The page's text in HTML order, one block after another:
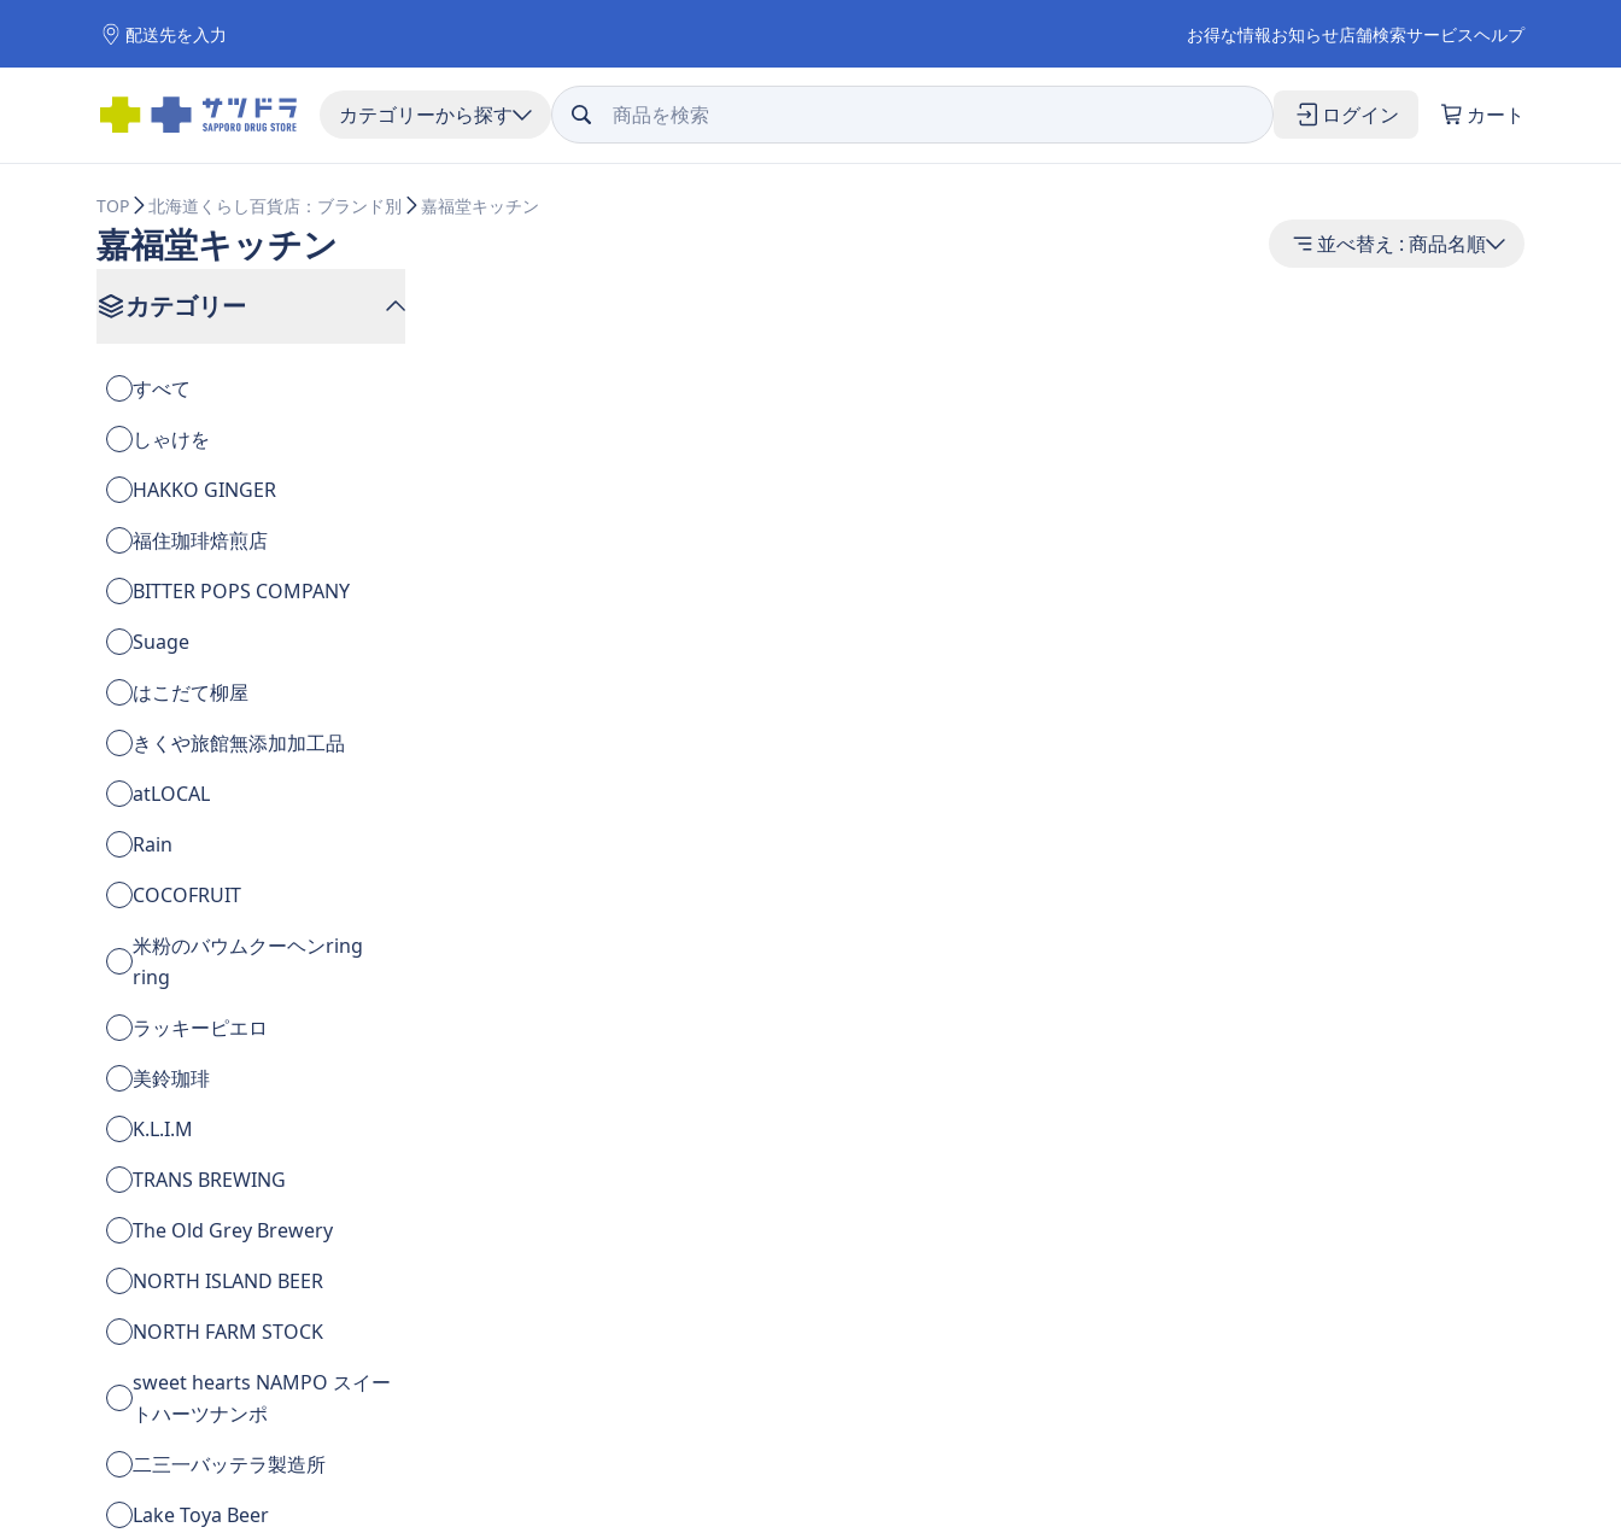
配送先を入力 お得な情報お知らせ店舗検索サービスヘルプ
カテゴリーから探す ログイン カート
TOP 北海道くらし百貨店：ブランド別 嘉福堂キッチン
嘉福堂キッチン 並べ替え : 商品名順
カテゴリー
すべて
しゃけを
HAKKO GINGER
福住珈琲焙煎店
BITTER POPS COMPANY
Suage
はこだて柳屋
きくや旅館無添加加工品
atLOCAL
Rain
COCOFRUIT
米粉のバウムクーヘンring
ring
ラッキーピエロ
美鈴珈琲
K.L.I.M
TRANS BREWING
The Old Grey Brewery
NORTH ISLAND BEER
NORTH FARM STOCK
sweet hearts NAMPO スイー
トハーツナンポ
二三一バッテラ製造所
Lake Toya Beer